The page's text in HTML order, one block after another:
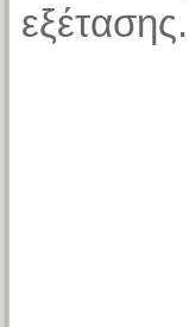
εξέτασης.